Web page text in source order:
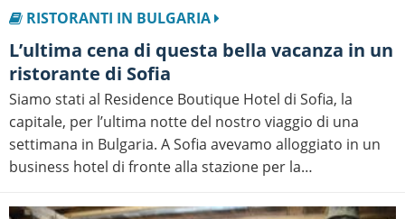
RISTORANTI IN BULGARIA
L’ultima cena di questa bella vacanza in un
ristorante di Sofia
Siamo stati al Residence Boutique Hotel di Sofia, la
capitale, per l’ultima notte del nostro viaggio di una
settimana in Bulgaria. A Sofia avevamo alloggiato in un
business hotel di fronte alla stazione per la…